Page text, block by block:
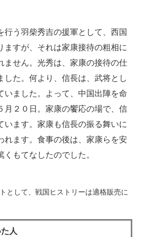
う羽柴秀吉の援軍として、西国
ますが、それは家康接待の粗相に
ません。光秀は、家康の接待の仕
した。何より、信長は、武将とし
いました。よって、中国出陣を命
月２０日。家康の饗応の場で、信
います。家康も信長の振る舞いに
れます。食事の後は、家康らを安
もてなしたのでした。
として、戦国ヒストリーは適格販売に
人